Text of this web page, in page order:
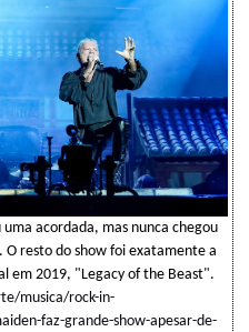
acordada, mas nunca chegou
O resto do show foi exatamente a
em 2019, "Legacy of the Beast".
musica/rock-in-
faz-grande-show-apesar-de-